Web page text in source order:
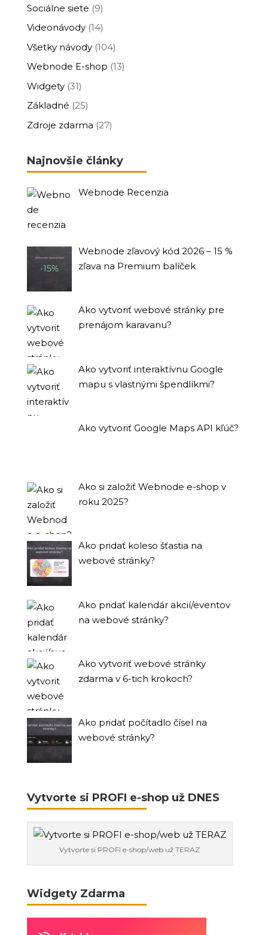
Sociálne siete (9)
Videonávody(14)
Všetky návody(104)
Webnode E-shop (13)
Widgety(31)
Základné (25)
Zdroje zdarma (27)
Najnovšie články
Webnode Recenzia
Webnode zľavový kód 2026 – 15 %
zľava na Premium balíček
Ako vytvoriť webové stránky pre
prenájom karavanu?
Ako vytvoriť interaktívnu Google
mapu s vlastnými špendlíkmi?
Ako vytvoriť Google Maps API kľúč?
Ako si založiť Webnode e-shop v
roku 2025?
Ako pridať koleso šťastia na
webové stránky?
Ako pridať kalendár akcií/eventov
na webové stránky?
Ako vytvoriť webové stránky
zdarma v 6-tich krokoch?
Ako pridať počítadlo čísel na
webové stránky?
Vytvorte si PROFI e-shop už DNES
Vytvorte si PROFI e-shop/web už TERAZ
Widgety Zdarma